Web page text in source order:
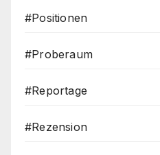
#Positionen
#Proberaum
#Reportage
#Rezension